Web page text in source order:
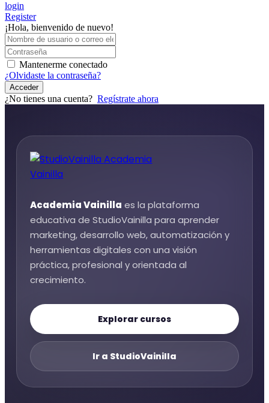
login
Register
¡Hola, bienvenido de nuevo!
Mantenerme conectado
¿Olvidaste la contraseña?
Acceder
¿No tienes una cuenta? Regístrate ahora
Academia Vainilla es la plataforma
educativa de StudioVainilla para aprender
marketing, desarrollo web, automatización y
herramientas digitales con una visión
práctica, profesional y orientada al
crecimiento.
Explorar cursos
Ir a StudioVainilla